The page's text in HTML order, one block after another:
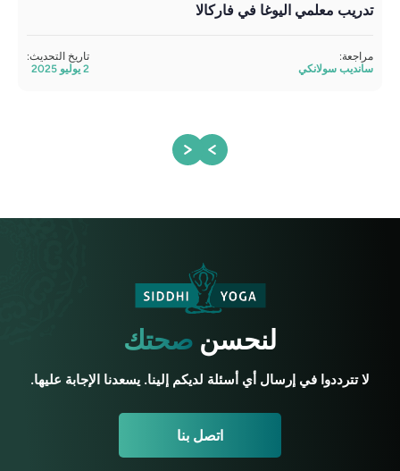
تدريب معلمي اليوغا في فاركالا
مراجعة:
سانديب سولانكي
تاريخ التحديث:
لنحسنصحتك
لا تترددوا في إرسال أي أسئلة لديكم إلينا. يسعدنا الإجابة عليها.
اتصل بنا